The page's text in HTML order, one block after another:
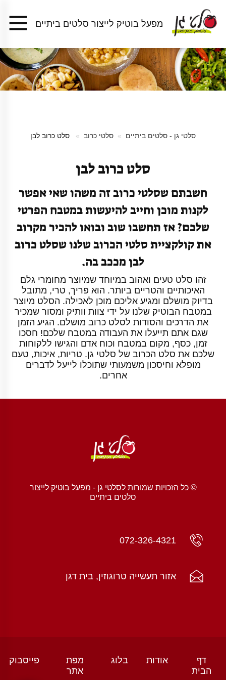
מפעל בוטיק לייצור סלטים ביתיים
סלטי גן - סלטים ביתיים סלטי כרוב סלט כרוב לבן
סלט כרוב לבן
חשבתם שסלטי כרוב זה משהו שאי אפשר
לקנות מוכן וחייב להיעשות במטבח הפרטי
שלכם? אז תחשבו שוב ובואו להכיר מקרוב
את קולקציית סלטי הכרוב שלנו שסלט כרוב
לבן מככב בה.
זהו סלט טעים ואהוב במיוחד שמיוצר מחומרי גלם
האיכותיים והטריים ביותר. הוא פריך, טרי, מתובל
בדיוק מושלם ומגיע אליכם מוכן לאכילה. הסלט מיוצר
במטבח הבוטיק שלנו על ידי צוות וותיק ומסור שמכיר
את הדרכים והסודות לסלט כרוב מושלם. הגיע הזמן
שגם אתם תייעלו את העבודה במטבח שלכם! חסכו
זמן, כסף, מקום במטבח וכוח אדם והגישו ללקוחות
שלכם את סלט הכרוב של סלטי גן. טריות, איכות, טעם
מופלא וחיסכון משמעותי שתוכלו לייעל לדברים
אחרים.
© כל הזכויות שמורות לסלטי גן - מפעל בוטיק לייצור
סלטים ביתיים
072-326-4321
אזור תעשייה טרוגוזין, בית דגן
דף
הבית
אודות בלוג
מפת
אתר
פייסבוק